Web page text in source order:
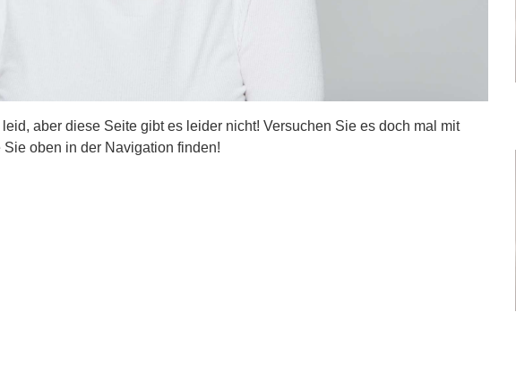
aber diese Seite gibt es leider nicht! Versuchen Sie es doch mal mit
oben in der Navigation finden!